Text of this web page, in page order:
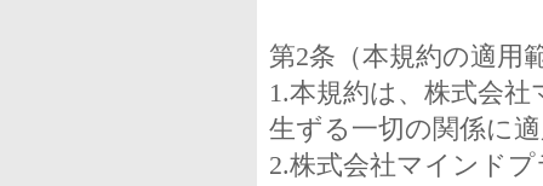
第2条（本規約の適用
1.本規約は、株式会
生ずる一切の関係に
2.株式会社マインド